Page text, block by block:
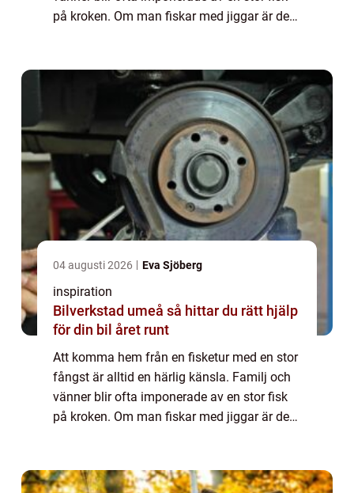
på kroken. Om man fiskar med jiggar är det
04 augusti 2026 Eva Sjöberg
inspiration
Bilverkstad umeå så hittar du rätt hjälp
för din bil året runt
Att komma hem från en fisketur med en stor
fångst är alltid en härlig känsla. Familj och
vänner blir ofta imponerade av en stor fisk
på kroken. Om man fiskar med jiggar är det